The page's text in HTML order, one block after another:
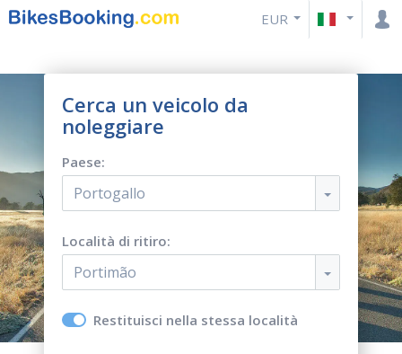
EUR
Cerca un veicolo da
noleggiare
Paese:
Portogallo
Località di ritiro:
Portimão
Restituisci nella stessa località